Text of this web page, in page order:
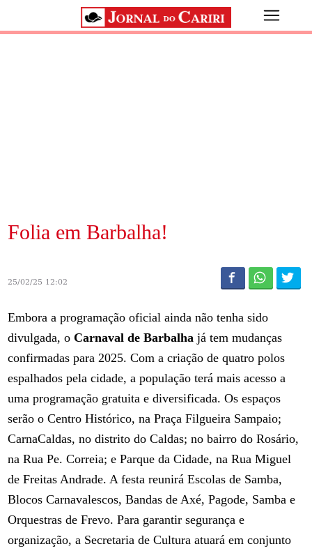
Folia em Barbalha!
25/02/25 12:02
Embora a programação oficial ainda não tenha sido
divulgada, oCarnaval de Barbalha já tem mudanças
confirmadas para 2025. Com a criação de quatro polos
espalhados pela cidade, a população terá mais acesso a
uma programação gratuita e diversificada. Os espaços
serão o Centro Histórico, na Praça Filgueira Sampaio;
CarnaCaldas, no distrito do Caldas; no bairro do Rosário,
na Rua Pe. Correia; e Parque da Cidade, na Rua Miguel
de Freitas Andrade. A festa reunirá Escolas de Samba,
Blocos Carnavalescos, Bandas de Axé, Pagode, Samba e
Orquestras de Frevo. Para garantir segurança e
organização, a Secretaria de Cultura atuará em conjunto